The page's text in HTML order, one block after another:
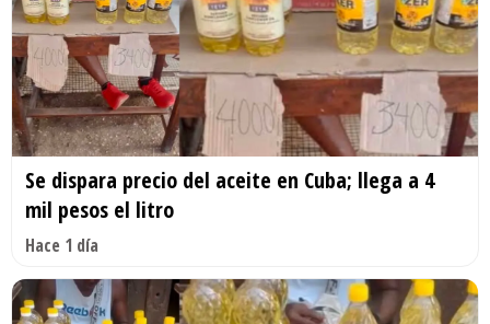
Se dispara precio del aceite en Cuba; llega a 4
mil pesos el litro
Hace 1 día